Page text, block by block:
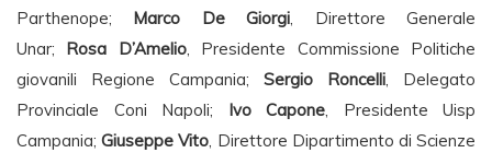
Parthenope; Marco De Giorgi, Direttore Generale
Unar; Rosa D’Amelio, Presidente Commissione Politiche
giovanili Regione Campania; Sergio Roncelli, Delegato
Provinciale Coni Napoli;
Ivo Capone, Presidente Uisp
Campania;Giuseppe Vito, Direttore Dipartimento di Scienze